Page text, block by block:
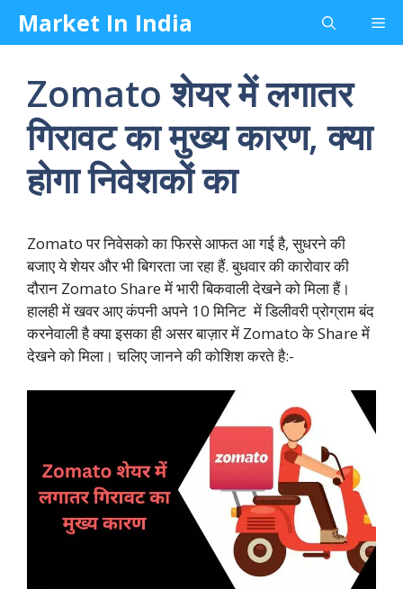
SkipMarket In India
Zomato शेयर में लगातर
गिरावट का मुख्य कारण, क्या
होगा निवेशकों का
Zomato पर निवेसको का फिरसे आफत आ गई है, सुधरने की
बजाए ये शेयर और भी बिगरता जा रहा हैं. बुधवार की कारोवार की
दौरान Zomato Share में भारी बिकवाली देखने को मिला हैं।
हालही में खवर आए कंपनी अपने 10 मिनिट में डिलीवरी प्रोग्राम बंद
करनेवाली है क्या इसका ही असर बाज़ार में Zomato के Share में
देखने को मिला। चलिए जानने की कोशिश करते है:-